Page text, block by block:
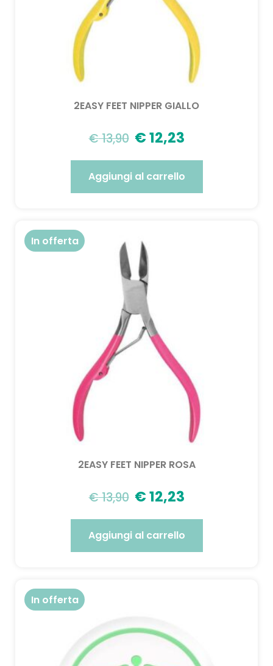
2EASY FEET NIPPER GIALLO
€13,90 €12,23
Aggiungi al carrello
In offerta
2EASY FEET NIPPER ROSA
€13,90 €12,23
Aggiungi al carrello
In offerta